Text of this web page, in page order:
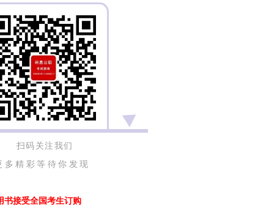
扫码关注我们
多精彩等待你发现
书接受全国考生订购